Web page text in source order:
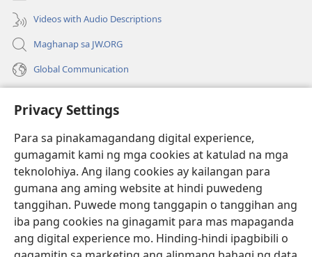
Privacy Settings
Para sa pinakamagandang digital experience,
gumagamit kami ng mga cookies at katulad na mga
teknolohiya. Ang ilang cookies ay kailangan para
gumana ang aming website at hindi puwedeng
tanggihan. Puwede mong tanggapin o tanggihan ang
iba pang cookies na ginagamit para mas mapaganda
ang digital experience mo. Hinding-hindi ipagbibili o
window)
Videos with Audio Descriptions
Maghanap sa JW.ORG
Global Communication
(may
na
bagong
window)
Watchtower ONLINE LIBRARY™
(may
bubukas
na
bagong
window)
JW Hub ®
(may
bubukas
bagong
JW Library ®